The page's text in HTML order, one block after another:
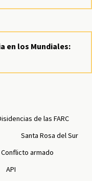
en los Mundiales:
de las FARC
Santa Rosa del Sur
Conflicto armado
API